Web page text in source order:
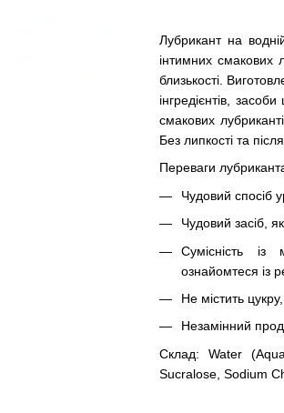
Лубрикант на
інтимних смакових
близькості.
інгредієнтів,
смакових
Без липкості та
Переваги
Чудовий спосіб
Чудовий засіб,
Сумісність із
ознайомтеся із
Не містить
Незамінний
Склад: Water
Sucralose, Sodium